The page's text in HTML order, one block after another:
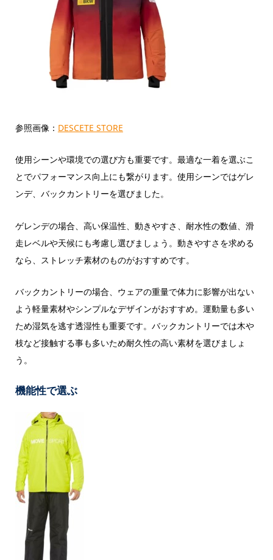
参照画像： DESCETE STORE
使用シーンや環境での選び方も重要です。最適な一着を選ぶこ
とでパフォーマンス向上にも繋がります。使用シーンではゲレ
ンデ、バックカントリーを選びました。
ゲレンデの場合、高い保温性、動きやすさ、耐水性の数値、滑
走レベルや天候にも考慮し選びましょう。動きやすさを求める
なら、ストレッチ素材のものがおすすめです。
バックカントリーの場合、ウェアの重量で体力に影響が出ない
よう軽量素材やシンプルなデザインがおすすめ。運動量も多い
ため湿気を逃す透湿性も重要です。バックカントリーでは木や
枝など接触する事も多いため耐久性の高い素材を選びましょ
う。
機能性で選ぶ